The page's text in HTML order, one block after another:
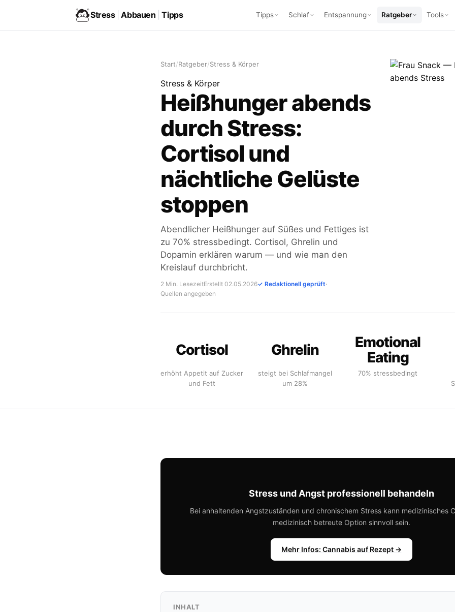
Stress Abbauen Tipps Tipps Schlaf Entspannung Ratgeber Tools
Start/Ratgeber/Stress & Körper
Stress & Körper
Heißhunger abends
durch Stress:
Cortisol und
nächtliche Gelüste
stoppen
Abendlicher Heißhunger auf Süßes und Fettiges ist
zu 70% stressbedingt. Cortisol, Ghrelin und
Dopamin erklären warum — und wie man den
Kreislauf durchbricht.
2 Min. LesezeitErstellt 02.05.2026✓ Redaktionell geprüft·
Quellen angegeben
Cortisol
erhöht Appetit auf Zucker
und Fett
Ghrelin
steigt bei Schlafmangel
um 28%
Emotional
Eating
70% stressbedingt
Stress und Angst professionell behandeln
Bei anhaltenden Angstzuständen und chronischem Stress kann medizinisches
medizinisch betreute Option sinnvoll sein.
Mehr Infos: Cannabis auf Rezept →
INHALT